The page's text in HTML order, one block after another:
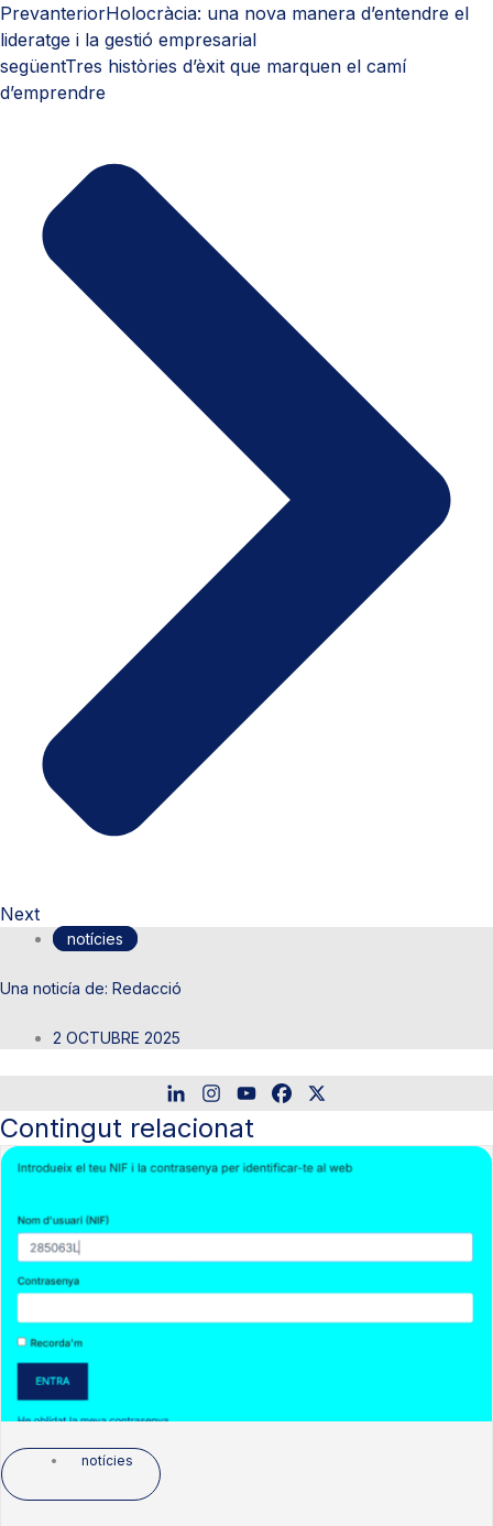
PrevanteriorHolocràcia: una nova manera d’entendre el
lideratge i la gestió empresarial
següentTres històries d’èxit que marquen el camí
d’emprendre
Next
notícies
Redacció
2 OCTUBRE 2025
Contingut relacionat
notícies